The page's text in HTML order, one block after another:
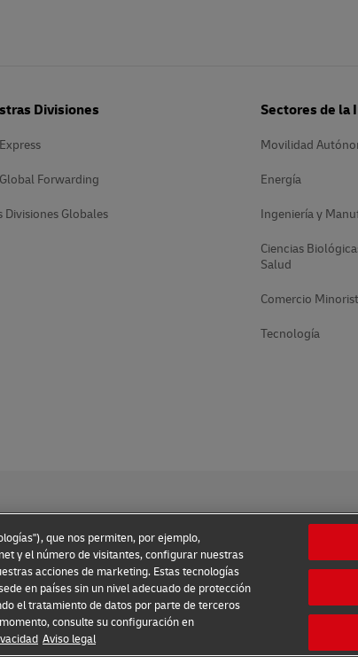
Comuníquese con un Experto
Divisiones
Forwarding
Divisiones Globales
Sectores de la
Movilidad
Energía
Ingeniería y
Ciencias
Salud
Comercio
Tecnología
Uso Aviso de Privacidad Información Adicional
2026 © - todos los derechos reservados
que nos permiten, por ejemplo,
y el número de visitantes, configurar nuestras
acciones de marketing. Estas tecnologías
en países sin un nivel adecuado de protección
el tratamiento de datos por parte de terceros
consulte su configuración en
Aviso legal